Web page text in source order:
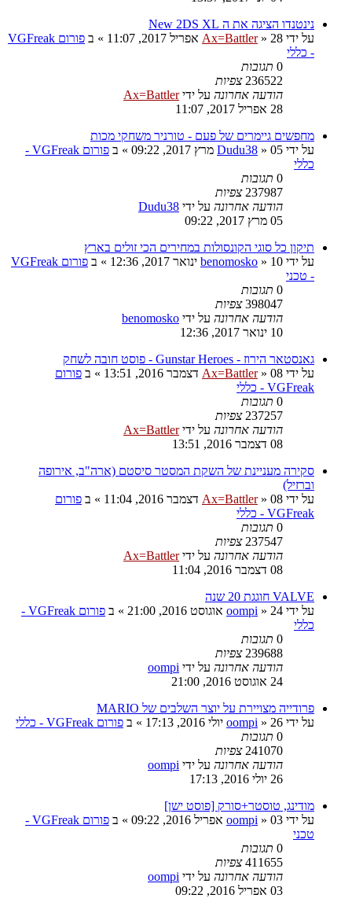
נינטנדו הציגה את ה New 2DS XL
על ידי
Ax=Battler» 28 אפריל 2017, 11:07 » ב
פורום VGFreak
- כללי
0 תגובות
236522 צפיות
הודעה אחרונה על ידיAx=Battler
28 אפריל 2017, 11:07
מחפשים גיימרים של פעם - טורניר משחקי מכות
על ידי
Dudu38 » 05 מרץ 2017, 09:22 » ב
פורום VGFreak -
כללי
0 תגובות
237987 צפיות
הודעה אחרונה על ידי Dudu38
05 מרץ 2017, 09:22
תיקון כל סוגי הקונסולות במחירים הכי זולים בארץ
על ידי
benomosko » 10 ינואר 2017, 12:36 » ב
פורום VGFreak
- טכני
0 תגובות
398047 צפיות
הודעה אחרונה על ידי benomosko
10 ינואר 2017, 12:36
גאנסטאר הירוז - Gunstar Heroes - פוסט חובה לשחק
על ידי
Ax=Battler» 08 דצמבר 2016, 13:51 » ב פורום
VGFreak - כללי
0 תגובות
237257 צפיות
הודעה אחרונה על ידיAx=Battler
08 דצמבר 2016, 13:51
סקירה מעניינת של השקת המסטר סיסטם (ארה"ב, אירופה
וברזיל)
על ידי
Ax=Battler» 08 דצמבר 2016, 11:04 » ב פורום
VGFreak - כללי
0 תגובות
237547 צפיות
הודעה אחרונה על ידיAx=Battler
08 דצמבר 2016, 11:04
VALVE חוגגת 20 שנה
על ידי
oompi » 24 אוגוסט 2016, 21:00 » ב
פורום VGFreak -
כללי
0 תגובות
239688 צפיות
הודעה אחרונה על ידי oompi
24 אוגוסט 2016, 21:00
פרודייה מצויירת על יוצר השלבים של MARIO
על ידי
oompi » 26 יולי 2016, 17:13 » ב פורום VGFreak - כללי
0 תגובות
241070 צפיות
הודעה אחרונה על ידי oompi
26 יולי 2016, 17:13
מודינג, טוסטר+סורק [פוסט ישן]
על ידי
oompi » 03 אפריל 2016, 09:22 » ב
פורום VGFreak -
טכני
0 תגובות
411655 צפיות
הודעה אחרונה על ידי oompi
03 אפריל 2016, 09:22